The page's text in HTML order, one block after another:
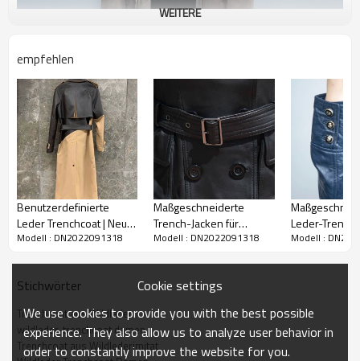
Custom Outlet Langer Wildleder-
Trenchcoat für Damen | Wendemantel
mit hoher Qualität für Damen
Größe:XS-2XL, unterstützt benutzerdefinierte Größe
Hohe Qualität:
Aus Schafsleder, gute Atmungsaktivität,
Wärmespeicherung, feuchtigkeitsbeständig, umweltfreundlich und
unbedenklich. Solides Design, leicht und weich, leichte Elastizität und
langlebig.
WEITERE
empfehlen
Benutzerdefinierte
Leder Trenchcoat | Neue
Mode Windbreaker
Modell : DN2022091318
Maßgeschneiderte
Trench-Jacken für
Damen| Hersteller von
Modell : DN2022091318
Leder-
Mode-
Modell :
Stichwörter
Trenchcoat aus Wildleder
wildleder-trenchcoat damen
Trenchcoat aus Wildlederimitat
Cookie settings
We use cookies to provide you with the best possible
experience. They also allow us to analyze user behavior in
order to constantly improve the website for you.